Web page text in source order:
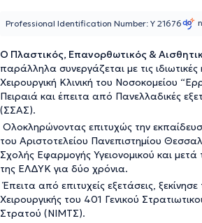
Ο Πλαστικός, Επανορθωτικός &
παράλληλα συνεργάζεται με τις
Χειρουργική Κλινική του Νοσοκομείου
Πειραιά και έπειτα από Πανελλαδικές
(ΣΣΑΣ).
Ολοκληρώνοντας επιτυχώς την
του Αριστοτελείου Πανεπιστημίου
Σχολής Εφαρμογής Υγειονομικού και
της ΕΛΔΥΚ για δύο χρόνια.
Έπειτα από επιτυχείς εξετάσεις, ξεκίνησε
Χειρουργικής του 401 Γενικού
Στρατού (ΝΙΜΤΣ).
Professional Identification Number: Υ 21676